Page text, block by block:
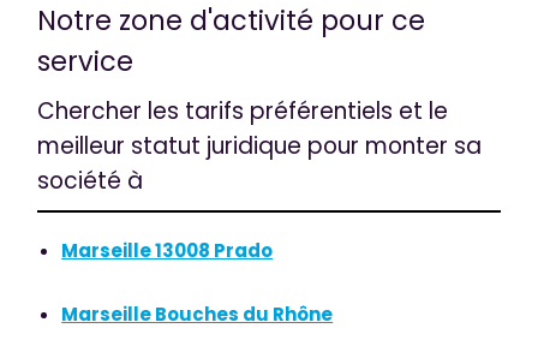
Notre zone d'activité pour ce
service
Chercher les tarifs préférentiels et le
meilleur statut juridique pour monter sa
société à
Marseille 13008 Prado
Marseille Bouches du Rhône